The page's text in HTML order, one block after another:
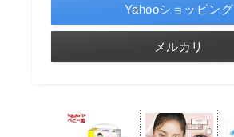
Yahooショッピング
メルカリ